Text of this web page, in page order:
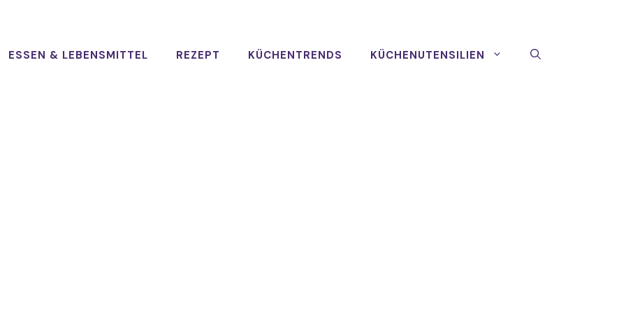
ESSEN & LEBENSMITTEL REZEPT KÜCHENTRENDS KÜCHENUTENSILIEN